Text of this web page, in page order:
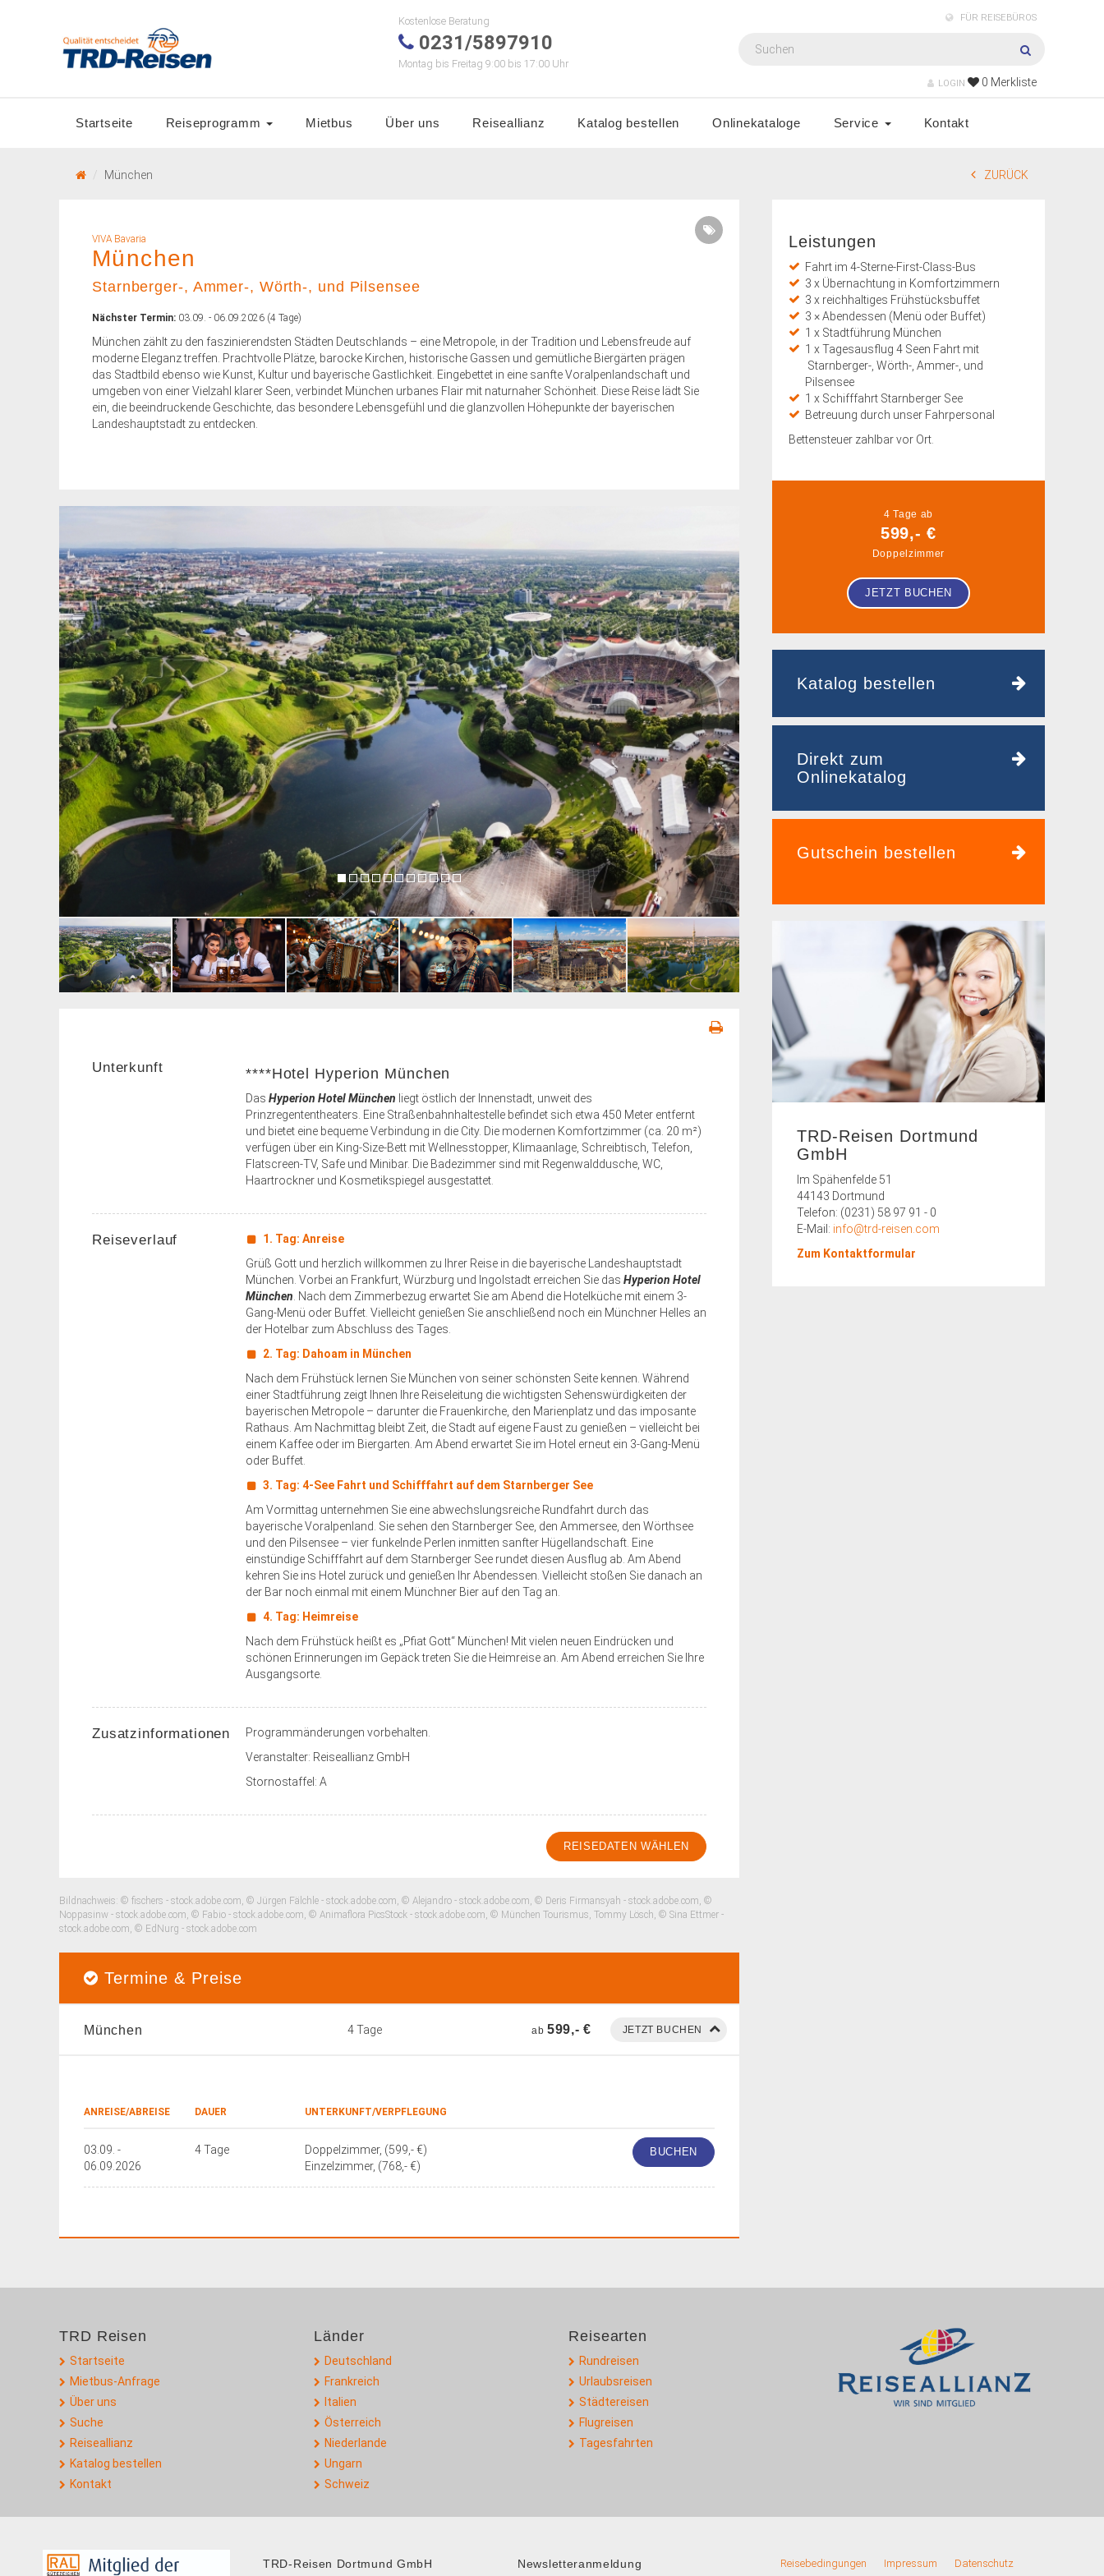
Kostenlose Beratung
0231/5897910
Montag bis Freitag 9:00 bis 17:00 Uhr
FÜR REISEBÜROS
LOGIN 0 Merkliste
Startseite Reiseprogramm Mietbus Über uns Reiseallianz Katalog bestellen Onlinekataloge Service Kontakt
München ZURÜCK
VIVA Bavaria
München
Starnberger-, Ammer-, Wörth-, und Pilsensee
Nächster Termin: 03.09. - 06.09.2026 (4 Tage)
München zählt zu den faszinierendsten Städten Deutschlands – eine Metropole, in der Tradition und Lebensfreude auf
moderne Eleganz treffen. Prachtvolle Plätze, barocke Kirchen, historische Gassen und gemütliche Biergärten prägen
das Stadtbild ebenso wie Kunst, Kultur und bayerische Gastlichkeit. Eingebettet in eine sanfte Voralpenlandschaft und
umgeben von einer Vielzahl klarer Seen, verbindet München urbanes Flair mit naturnaher Schönheit. Diese Reise lädt Sie
ein, die beeindruckende Geschichte, das besondere Lebensgefühl und die glanzvollen Höhepunkte der bayerischen
Landeshauptstadt zu entdecken.
Unterkunft ****Hotel Hyperion München
Das Hyperion Hotel München liegt östlich der Innenstadt, unweit des
Prinzregententheaters. Eine Straßenbahnhaltestelle befindet sich etwa 450 Meter entfernt
und bietet eine bequeme Verbindung in die City. Die modernen Komfortzimmer (ca. 20 m²)
verfügen über ein King-Size-Bett mit Wellnesstopper, Klimaanlage, Schreibtisch, Telefon,
Flatscreen-TV, Safe und Minibar. Die Badezimmer sind mit Regenwalddusche, WC,
Haartrockner und Kosmetikspiegel ausgestattet.
Reiseverlauf
1. Tag: Anreise
Grüß Gott und herzlich willkommen zu Ihrer Reise in die bayerische Landeshauptstadt
München. Vorbei an Frankfurt, Würzburg und Ingolstadt erreichen Sie das Hyperion Hotel
München . Nach dem Zimmerbezug erwartet Sie am Abend die Hotelküche mit einem 3-
Gang-Menü oder Buffet. Vielleicht genießen Sie anschließend noch ein Münchner Helles an
der Hotelbar zum Abschluss des Tages.
2. Tag: Dahoam in München
Nach dem Frühstück lernen Sie München von seiner schönsten Seite kennen. Während
einer Stadtführung zeigt Ihnen Ihre Reiseleitung die wichtigsten Sehenswürdigkeiten der
bayerischen Metropole – darunter die Frauenkirche, den Marienplatz und das imposante
Rathaus. Am Nachmittag bleibt Zeit, die Stadt auf eigene Faust zu genießen – vielleicht bei
einem Kaffee oder im Biergarten. Am Abend erwartet Sie im Hotel erneut ein 3-Gang-Menü
oder Buffet.
3. Tag: 4-See Fahrt und Schifffahrt auf dem Starnberger See
Am Vormittag unternehmen Sie eine abwechslungsreiche Rundfahrt durch das
bayerische Voralpenland. Sie sehen den Starnberger See, den Ammersee, den Wörthsee
und den Pilsensee – vier funkelnde Perlen inmitten sanfter Hügellandschaft. Eine
einstündige Schifffahrt auf dem Starnberger See rundet diesen Ausflug ab. Am Abend
kehren Sie ins Hotel zurück und genießen Ihr Abendessen. Vielleicht stoßen Sie danach an
der Bar noch einmal mit einem Münchner Bier auf den Tag an.
4. Tag: Heimreise
Nach dem Frühstück heißt es „Pfiat Gott“ München! Mit vielen neuen Eindrücken und
schönen Erinnerungen im Gepäck treten Sie die Heimreise an. Am Abend erreichen Sie Ihre
Ausgangsorte.
Zusatzinformationen
Programmänderungen vorbehalten.
Veranstalter: Reiseallianz GmbH
Stornostaffel: A
REISEDATEN WÄHLEN
Bildnachweis: © fischers - stock.adobe.com, © Jürgen Fälchle - stock.adobe.com, © Alejandro - stock.adobe.com, © Deris Firmansyah - stock.adobe.com, ©
Noppasinw - stock.adobe.com, © Fabio - stock.adobe.com, © Animaflora PicsStock - stock.adobe.com, © München Tourismus, Tommy Lösch, © Sina Ettmer -
stock.adobe.com, © EdNurg - stock.adobe.com
Termine & Preise
München 4 Tage ab599,- €
ANREISE/ABREISE DAUER UNTERKUNFT/VERPFLEGUNG
03.09. -
06.09.2026
4 Tage
Doppelzimmer, (599,- €)
Einzelzimmer, (768,- €)
BUCHEN
Leistungen
Fahrt im 4-Sterne-First-Class-Bus
3 x Übernachtung in Komfortzimmern
3 x reichhaltiges Frühstücksbuffet
3 × Abendessen (Menü oder Buffet)
1 x Stadtführung München
1 x Tagesausflug 4 Seen Fahrt mit
Starnberger-, Wörth-, Ammer-, und
Pilsensee
1 x Schifffahrt Starnberger See
Betreuung durch unser Fahrpersonal
Bettensteuer zahlbar vor Ort.
4 Tage ab
599,- €
Doppelzimmer
JETZT BUCHEN
Katalog bestellen
Direkt zum
Onlinekatalog
Gutschein bestellen
TRD-Reisen Dortmund
GmbH
Im Spähenfelde 51
44143 Dortmund
Telefon: (0231) 58 97 91 - 0
E-Mail: info@trd-reisen.com
Zum Kontaktformular
TRD Reisen
Startseite
Mietbus-Anfrage
Über uns
Suche
Reiseallianz
Katalog bestellen
Kontakt
Länder
Deutschland
Frankreich
Italien
Österreich
Niederlande
Ungarn
Schweiz
Reisearten
Rundreisen
Urlaubsreisen
Städtereisen
Flugreisen
Tagesfahrten
TRD-Reisen Dortmund GmbH Newsletteranmeldung Reisebedingungen Impressum Datenschutz